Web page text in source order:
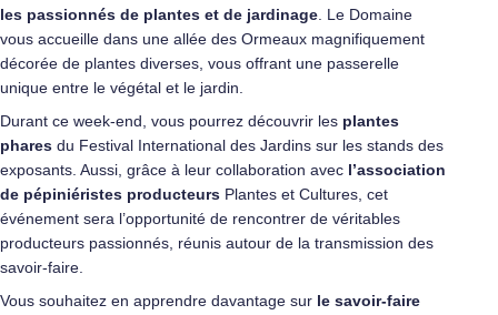
les passionnés de plantes et de jardinage . Le Domaine
vous accueille dans une allée des Ormeaux magnifiquement
décorée de plantes diverses, vous offrant une passerelle
unique entre le végétal et le jardin.
Durant ce week-end, vous pourrez découvrir les plantes
phares du Festival International des Jardins sur les stands des
exposants. Aussi, grâce à leur collaboration avec l’association
de pépiniéristes producteurs Plantes et Cultures , cet
événement sera l’opportunité de rencontrer de véritables
producteurs passionnés, réunis autour de la transmission des
savoir-faire.
Vous souhaitez en apprendre davantage sur le savoir-faire